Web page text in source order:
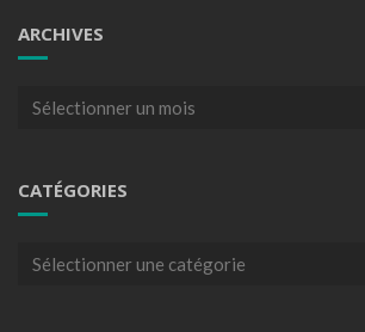
ARCHIVES
Archives
CATÉGORIES
Catégories